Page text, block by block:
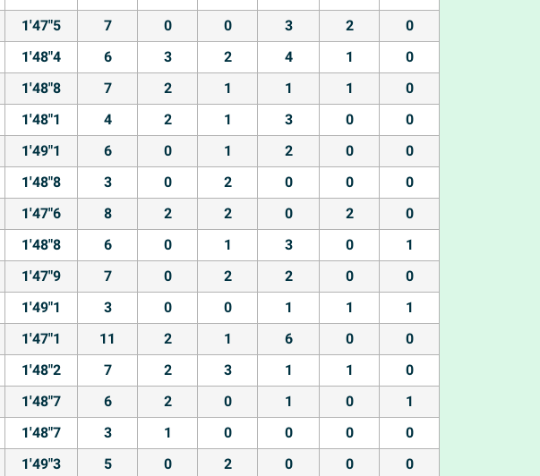
1'47"5 7 0 0 3 2 0
1'48"4 6 3 2 4 1 0
1'48"8 7 2 1 1 1 0
1'48"1 4 2 1 3 0 0
1'49"1 6 0 1 2 0 0
1'48"8 3 0 2 0 0 0
1'47"6 8 2 2 0 2 0
1'48"8 6 0 1 3 0 1
1'47"9 7 0 2 2 0 0
1'49"1 3 0 0 1 1 1
1'47"1 11 2 1 6 0 0
1'48"2 7 2 3 1 1 0
1'48"7 6 2 0 1 0 1
1'48"7 3 1 0 0 0 0
1'49"3 5 0 2 0 0 0